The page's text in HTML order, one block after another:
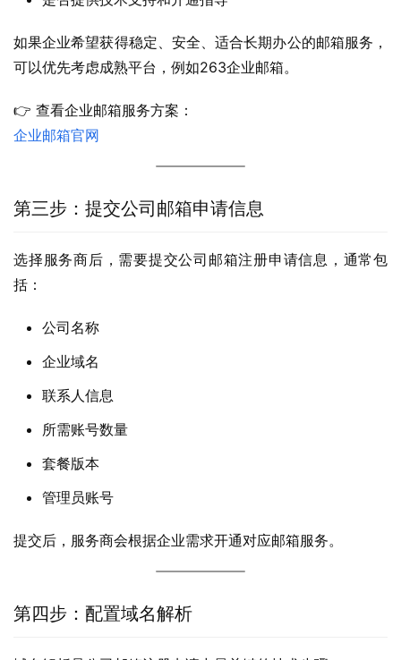
如果企业希望获得稳定、安全、适合长期办公的邮箱服务，
可以优先考虑成熟平台，例如263企业邮箱。
👉 查看企业邮箱服务方案：
企业邮箱官网
第三步：提交公司邮箱申请信息
选择服务商后，需要提交公司邮箱注册申请信息，通常包
括：
公司名称
企业域名
联系人信息
所需账号数量
套餐版本
管理员账号
提交后，服务商会根据企业需求开通对应邮箱服务。
第四步：配置域名解析